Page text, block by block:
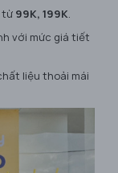
từ 99K, 199K
với mức giá tiết
liệu thoải mái